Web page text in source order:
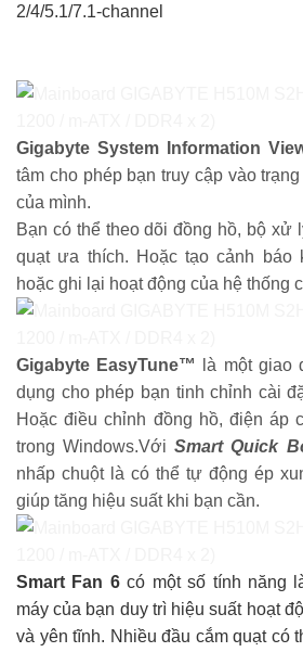
2/4/5.1/7.1-channel
Gigabyte System Information
tâm cho phép bạn truy cập vào
của mình.
Bạn có thể theo dõi đồng hồ, bộ xử
quạt ưa thích. Hoặc tạo cảnh báo
hoặc ghi lại hoạt động của hệ thống
Gigabyte EasyTune™
là một giao
dụng cho phép bạn tinh chỉnh cài
Hoặc điều chỉnh đồng hồ, điện áp
trong Windows.VớiSmart Quick
nhấp chuột là có thể tự động ép
giúp tăng hiệu suất khi bạn cần.
Smart Fan 6có một số tính năng
máy của bạn duy trì hiệu suất hoạt
và yên tĩnh. Nhiều đầu cắm quạt có